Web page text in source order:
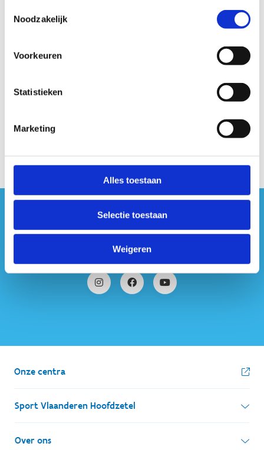
Noodzakelijk
Voorkeuren
Statistieken
Marketing
Alles toestaan
Selectie toestaan
Weigeren
op
Stuur een bericht
#sportersbelevenmeer
ook op sociale media
Onze centra
Sport Vlaanderen Hoofdzetel
Simon Bolivarlaan 17
Over ons